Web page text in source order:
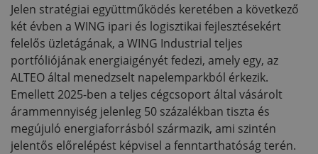
Jelen stratégiai együttműködés keretében a következő
két évben a WING ipari és logisztikai fejlesztésekért
felelős üzletágának, a WING Industrial teljes
portfóliójának energiaigényét fedezi, amely egy, az
ALTEO által menedzselt napelemparkból érkezik.
Emellett 2025-ben a teljes cégcsoport által vásárolt
árammennyiség jelenleg 50 százalékban tiszta és
megújuló energiaforrásból származik, ami szintén
jelentős előrelépést képvisel a fenntarthatóság terén.